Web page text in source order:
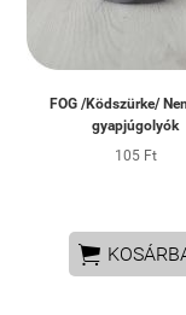
FOG /Ködszürke/
gyapjúgolyók
105 Ft
